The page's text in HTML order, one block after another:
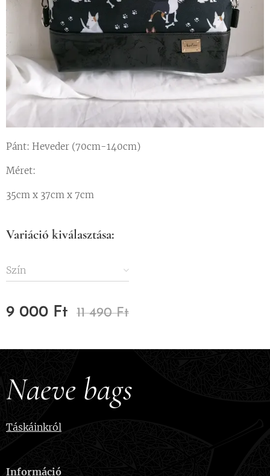
Pánt: Heveder (70cm-140cm)
Méret:
35cm x 37cm x 7cm
Variáció kiválasztása:
Szín
9 000 Ft 11 490Ft
Naeve bags
Táskáinkról
Információ